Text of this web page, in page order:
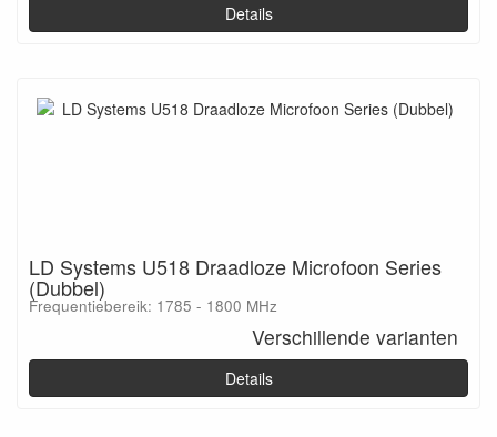
Details
LD Systems U518 Draadloze Microfoon Series
(Dubbel)
Frequentiebereik: 1785 - 1800 MHz
Verschillende varianten
Details